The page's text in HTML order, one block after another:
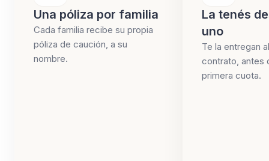
Una póliza por familia
Cada familia recibe su propia
póliza de caución, a su
nombre.
La tenés
uno
Te la entregan
contrato, antes
primera cuota.